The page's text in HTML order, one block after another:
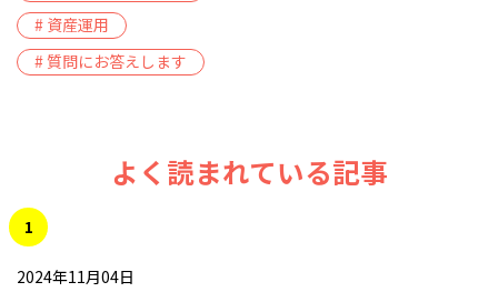
# 資産運用
# 質問にお答えします
よく読まれている記事
1
2024年11月04日